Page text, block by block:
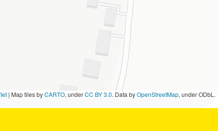
| Map tiles byCARTO, underCC BY 3.0. Data byOpenStreetMap, under ODbL.